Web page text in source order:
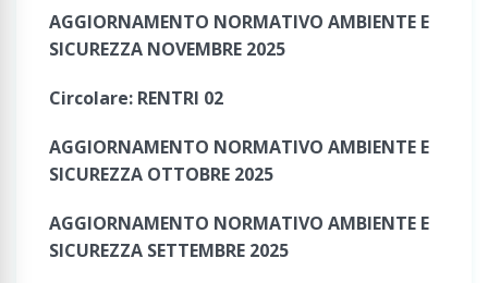
AGGIORNAMENTO NORMATIVO AMBIENTE E
SICUREZZA NOVEMBRE 2025
Circolare: RENTRI 02
AGGIORNAMENTO NORMATIVO AMBIENTE E
SICUREZZA OTTOBRE 2025
AGGIORNAMENTO NORMATIVO AMBIENTE E
SICUREZZA SETTEMBRE 2025